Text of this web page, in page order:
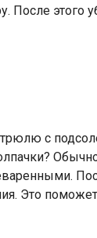
После
с
Это поможет